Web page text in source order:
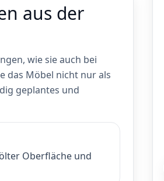
aus der
wie sie auch bei
das Möbel nicht nur als
geplantes und
Oberfläche und